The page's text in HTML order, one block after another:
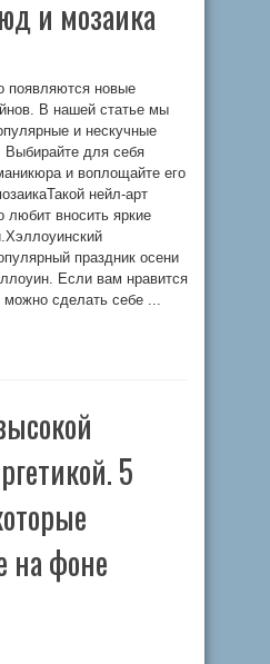
и мозаика
появляются новые
В нашей статье мы
и нескучные
Выбирайте для себя
и воплощайте его
нейл-арт
любит вносить яркие
праздник осени
Если вам нравится
можно сделать себе ...
5
на фоне